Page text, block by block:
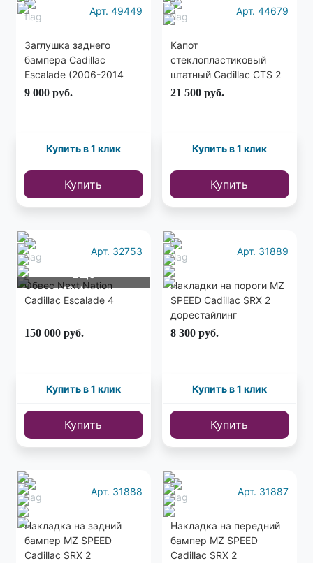
Арт. 49449
Заглушка заднего
бампера Cadillac
Escalade (2006-2014
год)
9 000 руб.
Купить в 1 клик
Купить
Арт. 44679
Капот
стеклопластиковый
штатный Cadillac CTS 2
(2007-2014)
21 500 руб.
Купить в 1 клик
Купить
Еще
12 фото
Арт. 32753
Обвес Next Nation
Cadillac Escalade 4
150 000 руб.
Купить в 1 клик
Купить
Арт. 31889
Накладки на пороги MZ
SPEED Cadillac SRX 2
дорестайлинг
8 300 руб.
Купить в 1 клик
Купить
Арт. 31888
Накладка на задний
бампер MZ SPEED
Cadillac SRX 2
Арт. 31887
Накладка на передний
бампер MZ SPEED
Cadillac SRX 2